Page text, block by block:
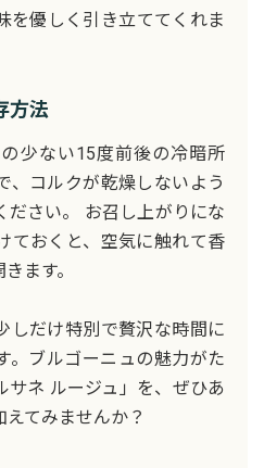
を優しく引き立ててくれま
方法
少ない15度前後の冷暗所
、コルクが乾燥しないよう
ださい。 お召し上がりにな
ておくと、空気に触れて香
ます。
しだけ特別で贅沢な時間に
。ブルゴーニュの魅力がた
サネ ルージュ」を、ぜひあ
てみませんか？